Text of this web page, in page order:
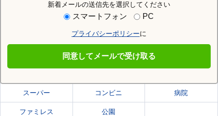
新着メールの送信先を選択してください
スマートフォン PC
プライバシーポリシーに
同意してメールで受け取る
住む街研究所で千葉市中央区の情報を見る
千葉市中央区の施設一覧
スーパー コンビニ 病院
ファミレス 公園